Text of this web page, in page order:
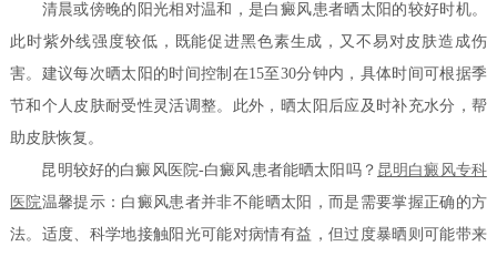
清晨或傍晚的阳光相对温和，是白癜风患者晒太阳的较好时机。
此时紫外线强度较低，既能促进黑色素生成，又不易对皮肤造成伤
害。建议每次晒太阳的时间控制在15至30分钟内，具体时间可根据季
节和个人皮肤耐受性灵活调整。此外，晒太阳后应及时补充水分，帮
助皮肤恢复。
昆明较好的白癜风医院-白癜风患者能晒太阳吗？ 昆明白癜风专科
医院温馨提示：白癜风患者并非不能晒太阳，而是需要掌握正确的方
法。适度、科学地接触阳光可能对病情有益，但过度暴晒则可能带来